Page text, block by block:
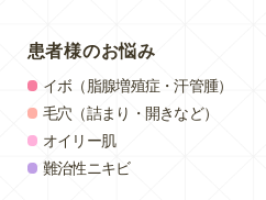
患者様のお悩み
イボ（脂腺増殖症・汗管腫）
毛穴（詰まり・開きなど）
オイリー肌
難治性ニキビ